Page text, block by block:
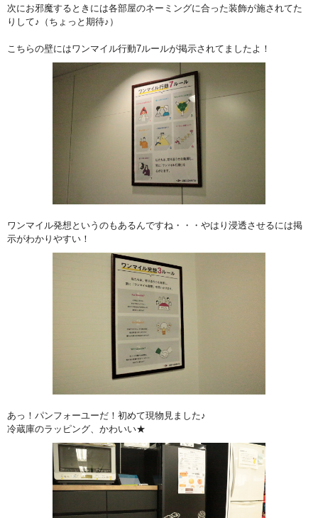
次にお邪魔するときには各部屋のネーミングに合った装飾が施されてた
りして♪（ちょっと期待♪）
こちらの壁にはワンマイル行動7ルールが掲示されてましたよ！
ワンマイル発想というのもあるんですね・・・やはり浸透させるには掲
示がわかりやすい！
あっ！パンフォーユーだ！初めて現物見ました♪
冷蔵庫のラッピング、かわいい★